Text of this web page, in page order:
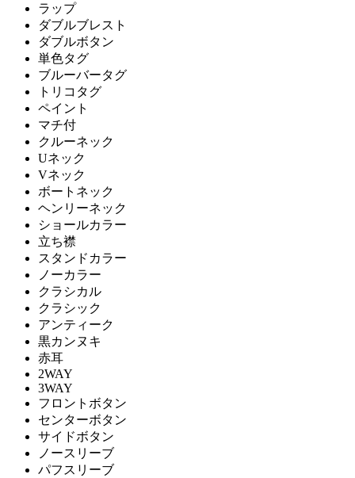
ラップ
ダブルブレスト
ダブルボタン
単色タグ
ブルーバータグ
トリコタグ
ペイント
マチ付
クルーネック
Uネック
Vネック
ボートネック
ヘンリーネック
ショールカラー
立ち襟
スタンドカラー
ノーカラー
クラシカル
クラシック
アンティーク
黒カンヌキ
赤耳
2WAY
3WAY
フロントボタン
センターボタン
サイドボタン
ノースリーブ
パフスリーブ